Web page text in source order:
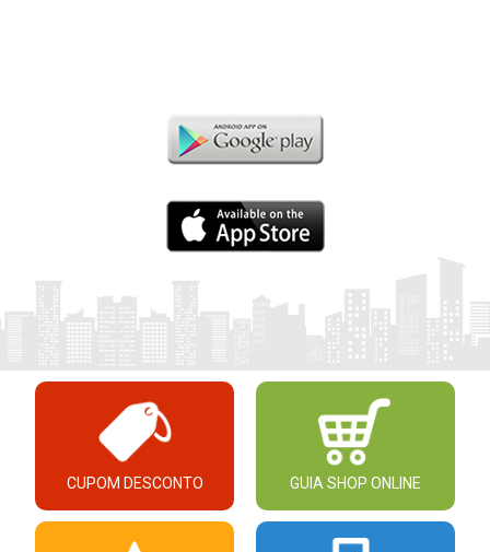
CUPOM DESCONTO GUIA SHOP ONLINE